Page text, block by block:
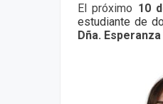
El próximo 10
estudiante de
Dña.